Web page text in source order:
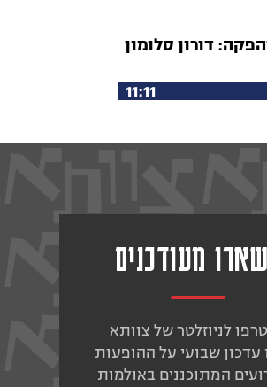
דורון סלומון
מוסיקלית 11:11
מעודכנים
לניוזלטר של צוותא
עדכון שבועי על ההופעות
המתוכננים באולמות